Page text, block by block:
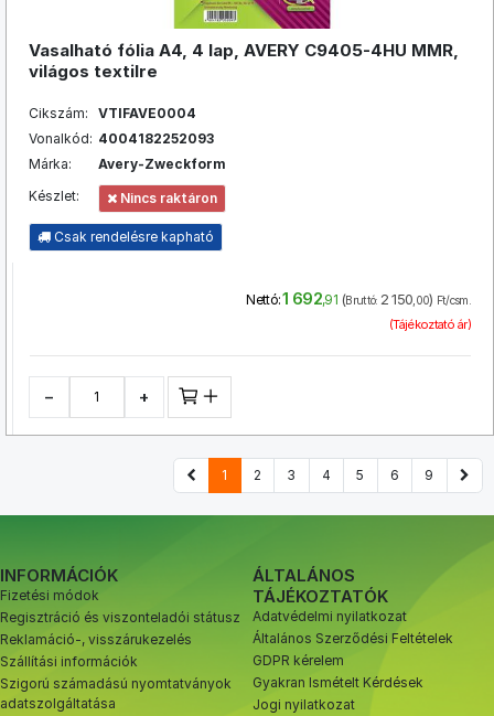
Vasalható fólia A4, 4 lap, AVERY C9405-4HU MMR,
világos textilre
Cikszám:
VTIFAVE0004
Vonalkód: 4004182252093
Márka:
Avery-Zweckform
Készlet:
Nincs raktáron
Csak rendelésre kapható
Nettó:1 692,91 (Bruttó: 2 150,00) Ft/csm.
(Tájékoztató ár)
− +
1 2 3 4 5 6 9
INFORMÁCIÓK
Fizetési módok
Regisztráció és viszonteladói státusz
Reklamáció-, visszárukezelés
Szállítási információk
Szigorú számadású nyomtatványok
adatszolgáltatása
ÁLTALÁNOS
TÁJÉKOZTATÓK
Adatvédelmi nyilatkozat
Általános Szerződési Feltételek
GDPR kérelem
Gyakran Ismételt Kérdések
Jogi nyilatkozat